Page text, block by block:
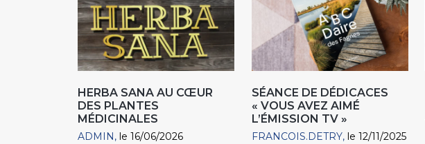
HERBA SANA AU CŒUR
DES PLANTES
MÉDICINALES
ADMIN le 16/06/2026
SÉANCE DE DÉDICACES
« VOUS AVEZ AIMÉ
L’ÉMISSION TV »
FRANCOIS.DETRY le 12/11/2025